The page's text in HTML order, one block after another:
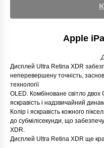
Apple
Дисплей Ultra Retina XDR
неперевершену точність,
технології
OLED. Комбіноване світло
яскравість і надзвичайний
Колір і яскравість кожного
до субмілісекунди, що
XDR.
Дисплей Ultra Retina XDR ще